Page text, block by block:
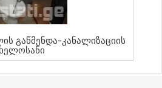
Გაწმენდა-Კანალიზაციის
Ხელოსანი